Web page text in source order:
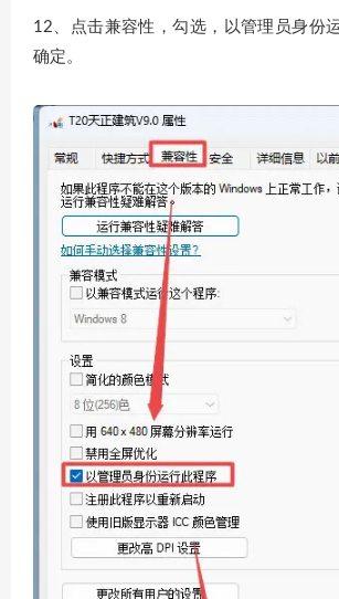
12、点击兼容性，勾选，以管理员身份
确定。